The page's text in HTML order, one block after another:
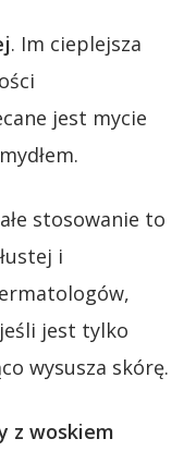
. Im cieplejsza
jest mycie
stosowanie to
i
jest tylko
wysusza skórę.
z woskiem